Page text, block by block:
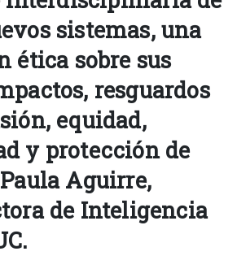
sistemas, una
ética sobre sus
resguardos
equidad,
y protección de
Aguirre,
de Inteligencia